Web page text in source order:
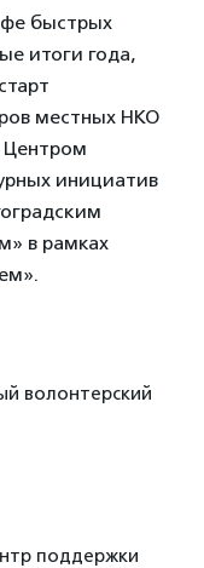
быстрых
итоги года,
местных НКО
Центром
инициатив
в рамках
волонтерский
поддержки